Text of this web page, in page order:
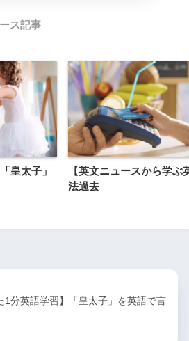
ス記事
皇太子」
【英文ニュースから学ぶ
法過去
1分英語学習】「皇太子」を英語で言